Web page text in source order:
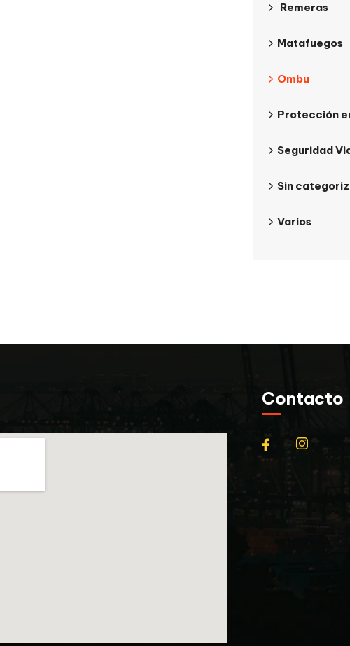
Remeras
Matafuegos
Ombu
Protección
Seguridad
Sin
Varios
Contacto